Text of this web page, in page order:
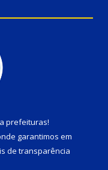
prefeituras!
garantimos em
de transparência